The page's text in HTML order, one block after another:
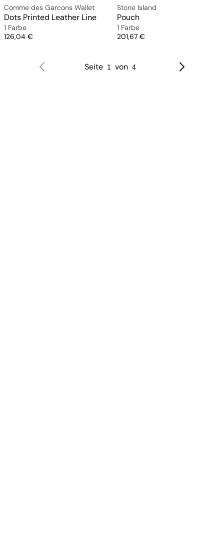
Comme des Garcons Wallet
Dots Printed Leather Line
1 Farbe
Preis
126,04 €
Stone Island
Pouch
1 Farbe
Preis
201,67 €
Seite 1 von 4